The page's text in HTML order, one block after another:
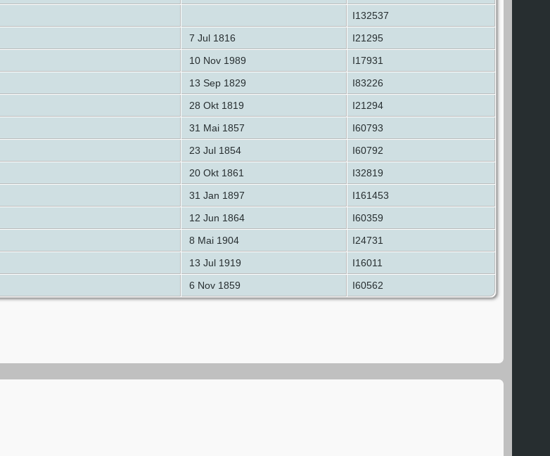
I132537
7 Jul 1816
I21295
10 Nov 1989
I17931
13 Sep 1829
I83226
28 Okt 1819
I21294
31 Mai 1857
I60793
23 Jul 1854
I60792
20 Okt 1861
I32819
31 Jan 1897
I161453
12 Jun 1864
I60359
8 Mai 1904
I24731
13 Jul 1919
I16011
6 Nov 1859 I60562